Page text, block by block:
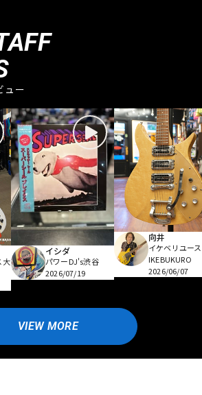
ュー
大
イシダ
パワーDJ's渋谷
2026/07/19
向井
イケベリユース
IKEBUKURO
2026/06/07
VIEW MORE